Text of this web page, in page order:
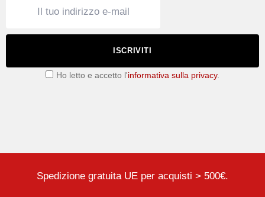
ISCRIVITI
Ho letto e accetto l'informativa sulla privacy.
Spedizione gratuita UE per acquisti > 500€.